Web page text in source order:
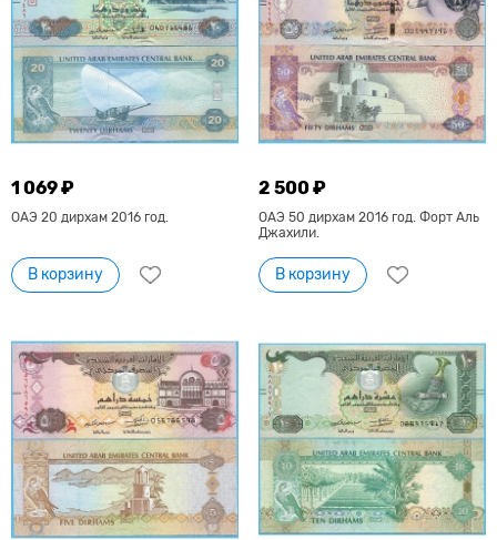
1 069 ₽
ОАЭ 20 дирхам 2016 год.
В корзину
2 500 ₽
ОАЭ 50 дирхам 2016 год. Форт Аль
Джахили.
В корзину